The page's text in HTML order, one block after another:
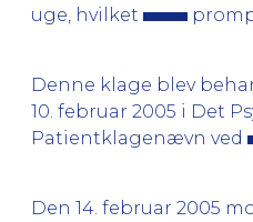
uge, hvilket
Denne klage blev
10. februar 2005 i Det
Patientklagenævn ved
Den 14. februar 2005